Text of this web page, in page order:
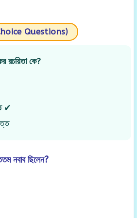
Questions)
রচয়িতা কে?
✔
নবাব ছিলেন?